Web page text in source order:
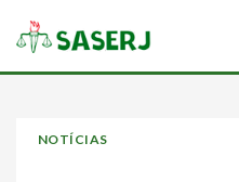
NOTÍCIAS